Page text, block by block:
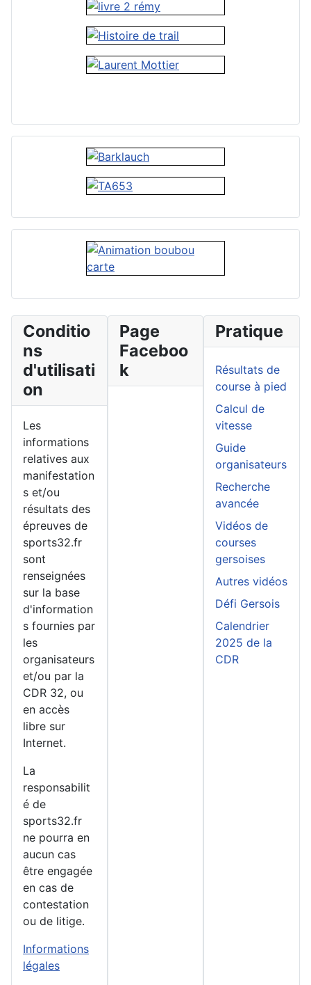
Conditio
ns
d'utilisati
on
Les
informations
relatives aux
manifestation
s et/ou
résultats des
épreuves de
sports32.fr
sont
renseignées
sur la base
d'information
s fournies par
les
organisateurs
et/ou par la
CDR 32, ou
en accès
libre sur
Internet.
La
responsabilit
é de
sports32.fr
ne pourra en
aucun cas
être engagée
en cas de
contestation
ou de litige.
Informations
légales
Page
Faceboo
k
Pratique
Résultats de
course à pied
Calcul de
vitesse
Guide
organisateurs
Recherche
avancée
Vidéos de
courses
gersoises
Autres vidéos
Défi Gersois
Calendrier
2025 de la
CDR